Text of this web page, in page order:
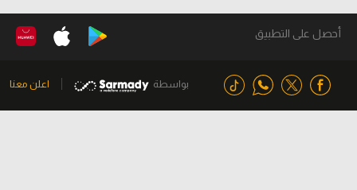
أحصل على التطبيق
بواسطة اعلن معنا